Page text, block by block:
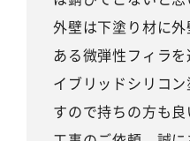
外壁は下塗り材に
ある微弾性フィラ
イブリッドシリコ
すので持ちの方も良